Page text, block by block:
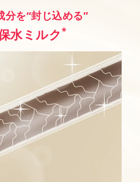
分を“封じ込める”
水ミルク*